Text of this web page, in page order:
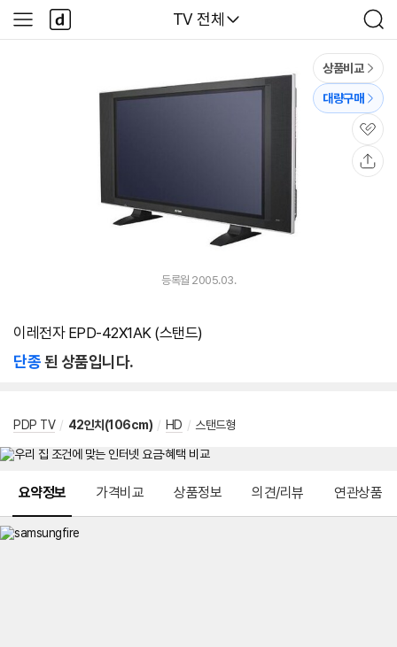
다나와
TV 전체
검
색
사
이
다
나
와
상품비교
대량구매
관
심
등록월 2005.03.
이레전자 EPD-42X1AK (스탠드)
단종된 상품입니다.
PDP TV / 42인치(106cm) / HD / 스탠드형
요약정보 가격비교 상품정보 의견/리뷰 연관상품